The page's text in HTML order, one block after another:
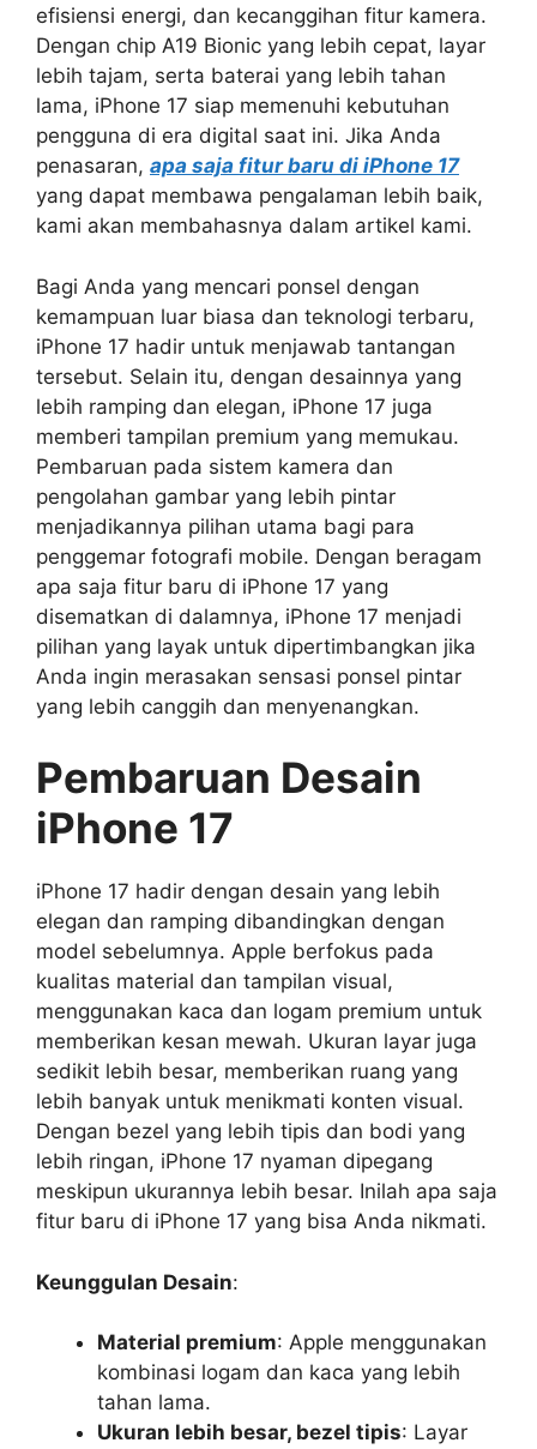
efisiensi energi, dan kecanggihan fitur kamera.
Dengan chip A19 Bionic yang lebih cepat, layar
lebih tajam, serta baterai yang lebih tahan
lama, iPhone 17 siap memenuhi kebutuhan
pengguna di era digital saat ini. Jika Anda
penasaran, apa saja fitur baru di iPhone 17
yang dapat membawa pengalaman lebih baik,
kami akan membahasnya dalam artikel kami.
Bagi Anda yang mencari ponsel dengan
kemampuan luar biasa dan teknologi terbaru,
iPhone 17 hadir untuk menjawab tantangan
tersebut. Selain itu, dengan desainnya yang
lebih ramping dan elegan, iPhone 17 juga
memberi tampilan premium yang memukau.
Pembaruan pada sistem kamera dan
pengolahan gambar yang lebih pintar
menjadikannya pilihan utama bagi para
penggemar fotografi mobile. Dengan beragam
apa saja fitur baru di iPhone 17 yang
disematkan di dalamnya, iPhone 17 menjadi
pilihan yang layak untuk dipertimbangkan jika
Anda ingin merasakan sensasi ponsel pintar
yang lebih canggih dan menyenangkan.
Pembaruan Desain
iPhone 17
iPhone 17 hadir dengan desain yang lebih
elegan dan ramping dibandingkan dengan
model sebelumnya. Apple berfokus pada
kualitas material dan tampilan visual,
menggunakan kaca dan logam premium untuk
memberikan kesan mewah. Ukuran layar juga
sedikit lebih besar, memberikan ruang yang
lebih banyak untuk menikmati konten visual.
Dengan bezel yang lebih tipis dan bodi yang
lebih ringan, iPhone 17 nyaman dipegang
meskipun ukurannya lebih besar. Inilah apa saja
fitur baru di iPhone 17 yang bisa Anda nikmati.
Keunggulan Desain:
Material premium: Apple menggunakan
kombinasi logam dan kaca yang lebih
tahan lama.
Ukuran lebih besar, bezel tipis: Layar